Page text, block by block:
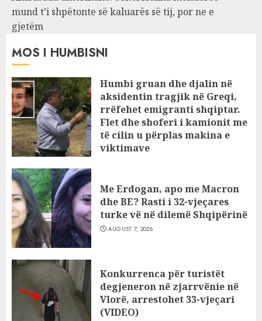
mund t’i shpëtonte së kaluarës së tij, por ne e
gjetëm
MOS I HUMBISNI
Humbi gruan dhe djalin në
aksidentin tragjik në Greqi,
rrëfehet emigranti shqiptar.
Flet dhe shoferi i kamionit me
të cilin u përplas makina e
viktimave
Me Erdogan, apo me Macron
dhe BE? Rasti i 32-vjeçares
turke vë në dilemë Shqipërinë
AUGUST 7, 2026
Konkurrenca për turistët
degjeneron në zjarrvënie në
Vlorë, arrestohet 33-vjeçari
(VIDEO)